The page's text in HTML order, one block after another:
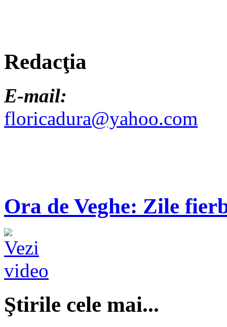
Redacţia
E-mail:
floricadura@yahoo.com
Ora de Veghe: Zile
Ştirile cele mai...